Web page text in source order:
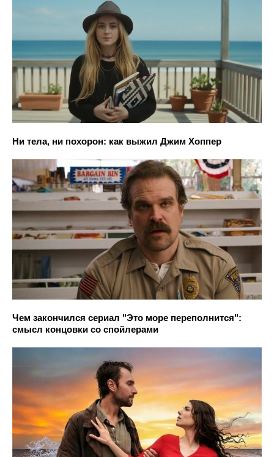
Ни тела, ни похорон: как выжил Джим Хоппер
Чем закончился сериал "Это море переполнится":
смысл концовки со спойлерами